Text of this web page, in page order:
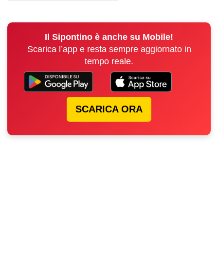
Il Sipontino è anche su Mobile!
Scarica l’app e resta sempre aggiornato in
tempo reale.
SCARICA ORA